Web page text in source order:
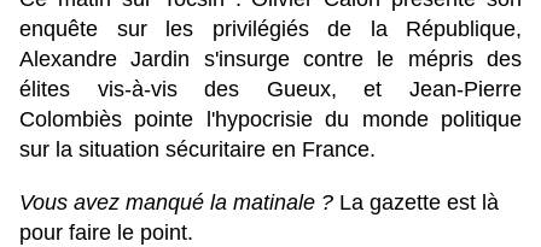
enquête sur les privilégiés de la République,
Alexandre Jardin s'insurge contre le mépris des
élites vis-à-vis des Gueux, et Jean-Pierre
Colombiès pointe l'hypocrisie du monde politique
sur la situation sécuritaire en France.
Vous avez manqué la matinale ? La gazette est là
pour faire le point.